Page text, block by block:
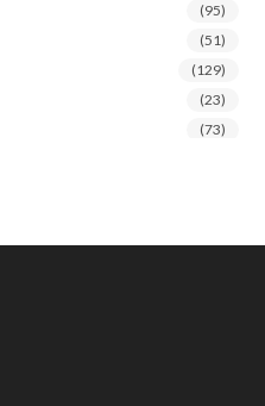
(95)
(51)
(129)
(23)
(73)